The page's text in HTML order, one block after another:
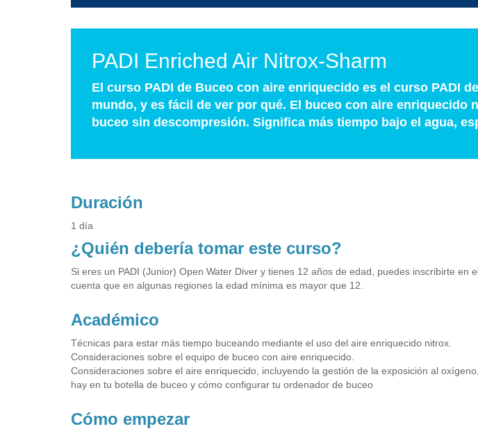
PADI Enriched Air Nitrox-Sharm
El curso PADI de Buceo con aire enriquecido es el curso PADI
mundo, y es fácil de ver por qué. El buceo con aire enriquecido
buceo sin descompresión. Significa más tiempo bajo el agua,
Duración
1 día
¿Quién debería tomar este curso?
Si eres un PADI (Junior) Open Water Diver y tienes 12 años de edad, puedes inscribirte en
cuenta que en algunas regiones la edad mínima es mayor que 12.
Académico
Técnicas para estar más tiempo buceando mediante el uso del aire enriquecido nitrox.
Consideraciones sobre el equipo de buceo con aire enriquecido.
Consideraciones sobre el aire enriquecido, incluyendo la gestión de la exposición al
hay en tu botella de buceo y cómo configurar tu ordenador de buceo
Cómo empezar